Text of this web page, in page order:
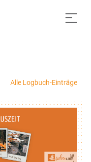
Alle Logbuch-Einträge